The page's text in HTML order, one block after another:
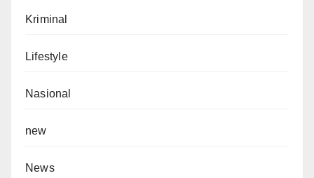
Kriminal
Lifestyle
Nasional
new
News